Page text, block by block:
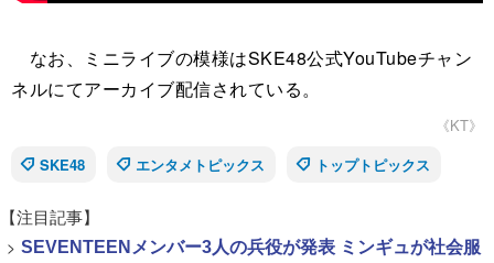
なお、ミニライブの模様はSKE48公式YouTubeチャン
ネルにてアーカイブ配信されている。
《KT》
SKE48
エンタメトピックス トップトピックス
【注目記事】
> SEVENTEENメンバー3人の兵役が発表 ミンギュが社会服